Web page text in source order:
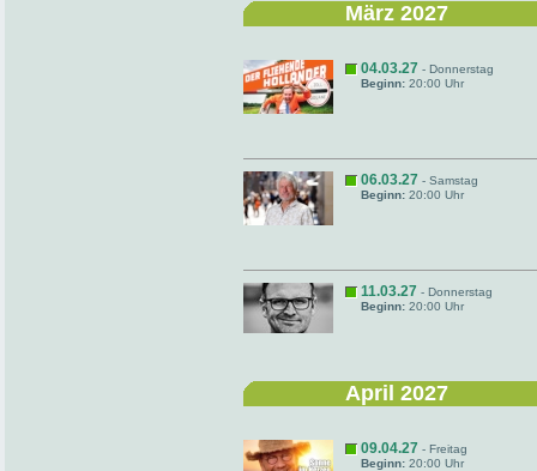
März 2027
04.03.27 - Donnerstag
Beginn: 20:00 Uhr
06.03.27 - Samstag
Beginn: 20:00 Uhr
11.03.27 - Donnerstag
Beginn: 20:00 Uhr
April 2027
09.04.27 - Freitag
Beginn: 20:00 Uhr